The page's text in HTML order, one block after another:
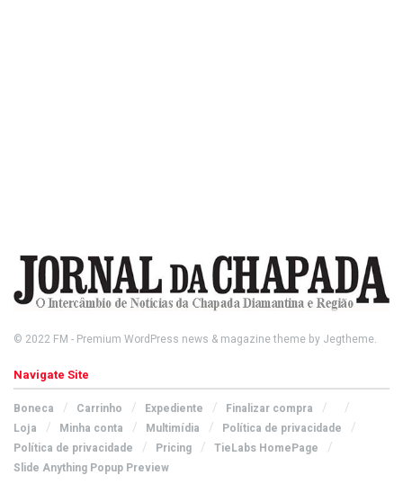
© 2022 FM - Premium WordPress news & magazine theme by Jegtheme.
Navigate Site
Boneca Carrinho Expediente
Finalizar compra
Loja
Minha conta Multimídia
Política de privacidade
Política de privacidade
Pricing
TieLabs HomePage
Slide Anything Popup Preview